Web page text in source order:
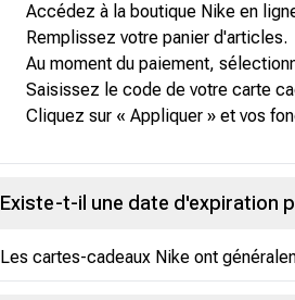
Accédez à la boutique Nike en
Remplissez votre panier d'articles.
Au moment du paiement,
Saisissez le code de votre carte
Cliquez sur « Appliquer » et vos
Existe-t-il une date d'expiration
Les cartes-cadeaux Nike ont